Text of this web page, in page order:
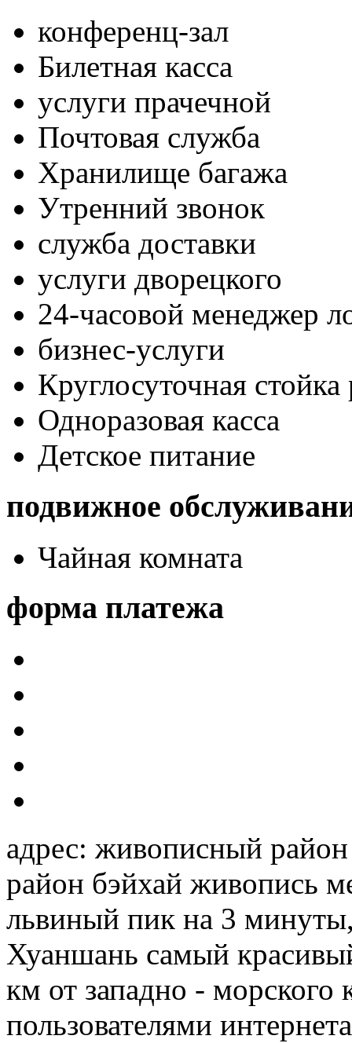
конференц-зал
Билетная касса
услуги прачечной
Почтовая служба
Хранилище багажа
Утренний звонок
служба доставки
услуги дворецкого
24-часовой менеджер
бизнес-услуги
Круглосуточная стойка
Одноразовая касса
Детское питание
подвижное
Чайная комната
форма платежа
адрес: живописный
район бэйхай живопись
львиный пик на 3
Хуаншань самый
км от западно - морского
пользователями